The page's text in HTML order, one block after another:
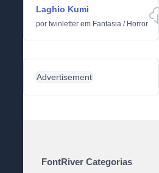
Laghio Kumi
por twinletter em Fantasia / Horror
Advertisement
FontRiver Categorias